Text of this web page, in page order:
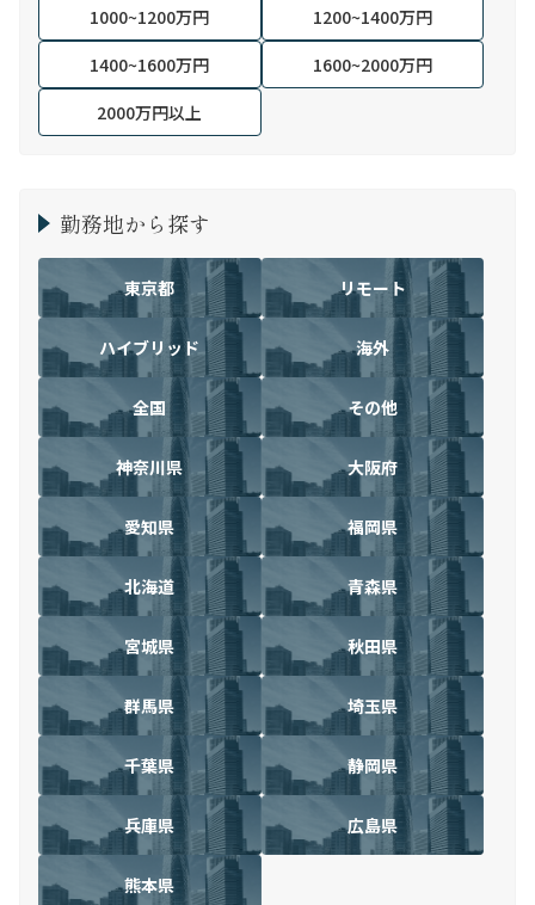
1000~1200万円
1200~1400万円
1400~1600万円
1600~2000万円
2000万円以上
勤務地から探す
東京都 リモート
ハイブリッド 海外
全国 その他
神奈川県 大阪府
愛知県 福岡県
北海道 青森県
宮城県 秋田県
群馬県 埼玉県
千葉県 静岡県
兵庫県 広島県
熊本県